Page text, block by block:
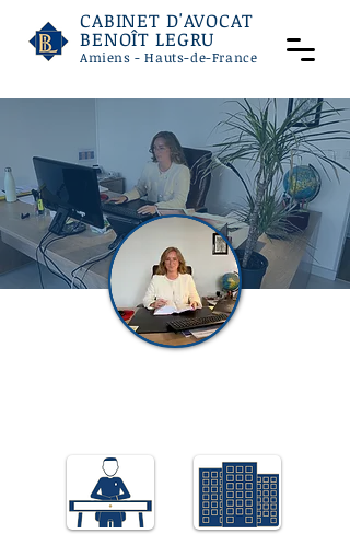
CABINET D'AVOCAT
BENOÎT LEGRU
Amiens - Hauts-de-France